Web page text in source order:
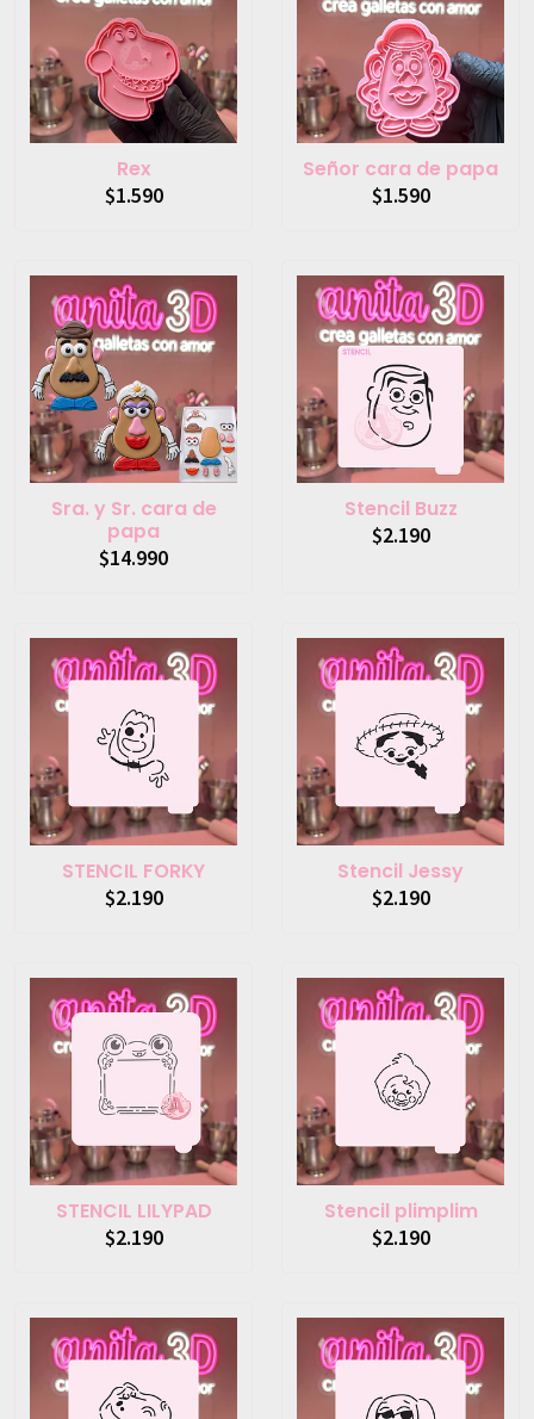
Rex
$1.590
Señor cara de papa
$1.590
Sra. y Sr. cara de
papa
$14.990
Stencil Buzz
$2.190
STENCIL FORKY
$2.190
Stencil Jessy
$2.190
STENCIL LILYPAD
$2.190
Stencil plimplim
$2.190